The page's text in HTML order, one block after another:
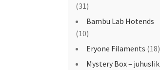
(31)
Bambu Lab Hotends
(10)
Eryone Filaments (18)
Mystery Box – juhuslik